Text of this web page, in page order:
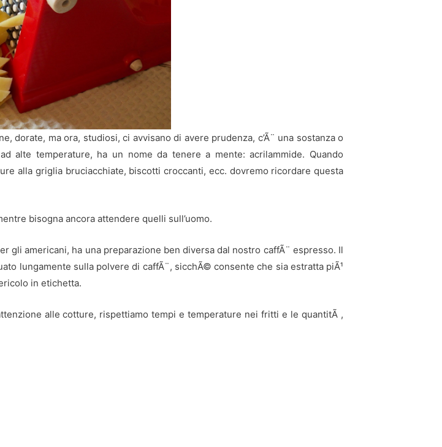
dorate, ma ora, studiosi, ci avvisano di avere prudenza, c’Ã¨ una sostanza o
alte temperature, ha un nome da tenere a mente: acrilammide. Quando
alla griglia bruciacchiate, biscotti croccanti, ecc. dovremo ricordare questa
bisogna ancora attendere quelli sull’uomo.
gli americani, ha una preparazione ben diversa dal nostro caffÃ¨ espresso. Il
lungamente sulla polvere di caffÃ¨, sicchÃ© consente che sia estratta piÃ¹
in etichetta.
alle cotture, rispettiamo tempi e temperature nei fritti e le quantitÃ ,